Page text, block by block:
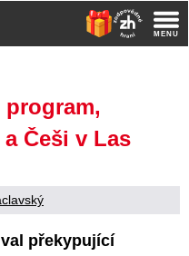
program,
Češi v Las
překypující